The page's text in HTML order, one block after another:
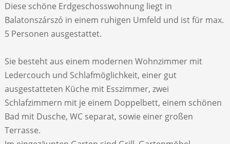
Diese schöne Erdgeschosswohnung liegt in
Balatonszárszó in einem ruhigen Umfeld und ist für max.
5 Personen ausgestattet.
Sie besteht aus einem modernen Wohnzimmer mit
Ledercouch und Schlafmöglichkeit, einer gut
ausgestatteten Küche mit Esszimmer, zwei
Schlafzimmern mit je einem Doppelbett, einem schönen
Bad mit Dusche, WC separat, sowie einer großen
Terrasse.